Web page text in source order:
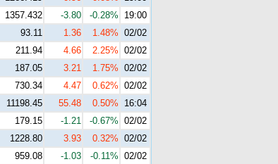
1357.432 -3.80 -0.28%
19:00
93.11 1.36 1.48% 02/02
211.94 4.66 2.25% 02/02
187.05 3.21 1.75% 02/02
730.34 4.47 0.62% 02/02
11198.45 55.48 0.50%
16:04
179.15 -1.21 -0.67% 02/02
1228.80 3.93 0.32% 02/02
959.08 -1.03 -0.11% 02/02